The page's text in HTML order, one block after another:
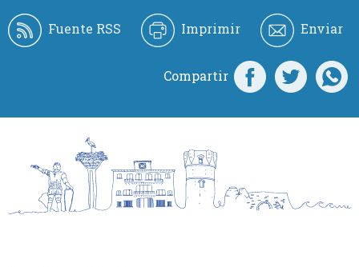
Fuente RSS Imprimir Enviar
Compartir